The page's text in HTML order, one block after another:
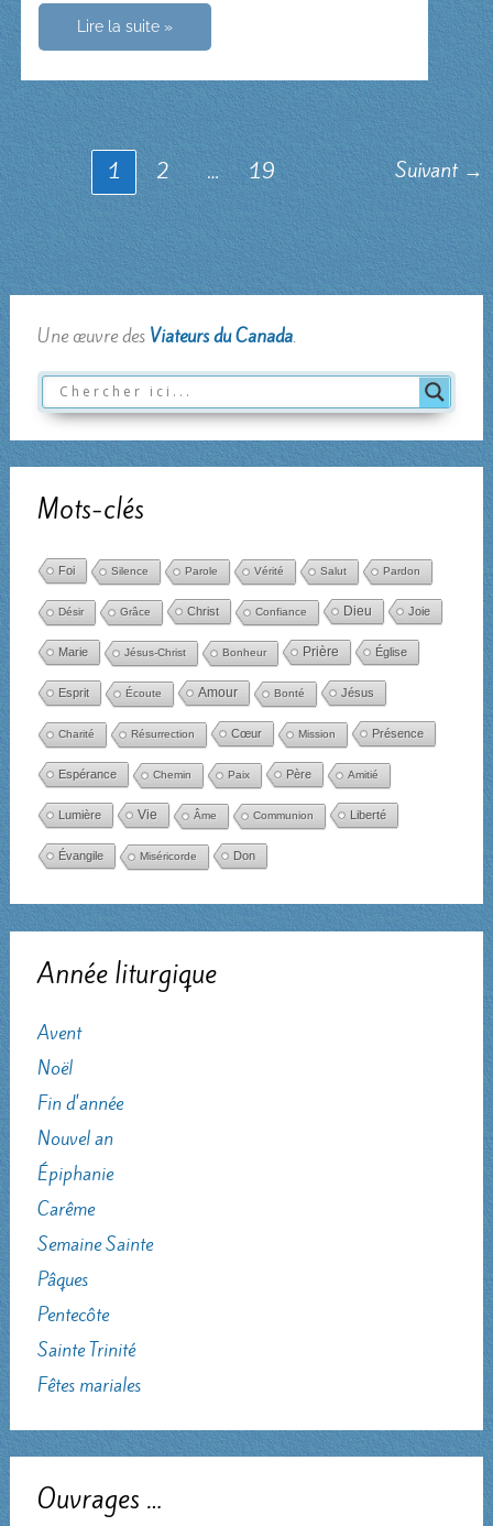
Un
du
Lire la suite »
1 2 … 19 Suivant→
Une œuvre des Viateurs du Canada.
Mots-clés
Foi Silence Parole Vérité Salut Pardon
Désir Grâce Christ Confiance Dieu Joie
Marie Jésus-Christ Bonheur Prière Église
Esprit Écoute Amour Bonté Jésus
Charité Résurrection Cœur Mission Présence
Espérance Chemin Paix Père Amitié
Lumière Vie Âme Communion Liberté
Évangile Miséricorde Don
Année liturgique
Avent
Noël
Fin d'année
Nouvel an
Épiphanie
Carême
Semaine Sainte
Pâques
Pentecôte
Sainte Trinité
Fêtes mariales
Ouvrages …